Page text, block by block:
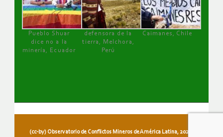
Pueblo Shuar
dice no a la
minería, Ecuador
defensora de la
tierra, Melchora,
Perú
Caimanes, Chile
(cc-by) Observatorio de Conflictos Mineros de América Latina, 2026